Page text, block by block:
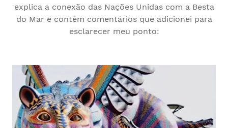
explica a conexão das Nações Unidas com a Besta
do Mar e contém comentários que adicionei para
esclarecer meu ponto: